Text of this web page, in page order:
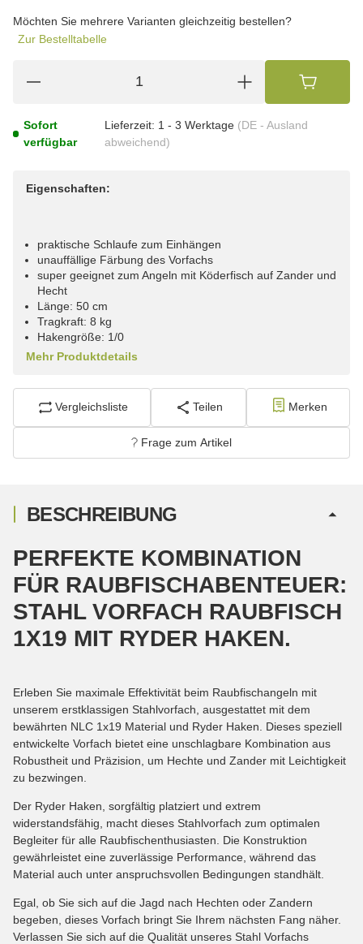
Möchten Sie mehrere Varianten gleichzeitig bestellen?
Zur Bestelltabelle
Sofort
verfügbar
Lieferzeit: 1 - 3 Werktage (DE - Ausland
abweichend)
Eigenschaften:
praktische Schlaufe zum Einhängen
unauffällige Färbung des Vorfachs
super geeignet zum Angeln mit Köderfisch auf Zander und
Hecht
Länge: 50 cm
Tragkraft: 8 kg
Hakengröße: 1/0
Mehr Produktdetails
Vergleichsliste Teilen Merken
Frage zum Artikel
BESCHREIBUNG
PERFEKTE KOMBINATION
FÜR RAUBFISCHABENTEUER:
STAHL VORFACH RAUBFISCH
1X19 MIT RYDER HAKEN.
Erleben Sie maximale Effektivität beim Raubfischangeln mit
unserem erstklassigen Stahlvorfach, ausgestattet mit dem
bewährten NLC 1x19 Material und Ryder Haken. Dieses speziell
entwickelte Vorfach bietet eine unschlagbare Kombination aus
Robustheit und Präzision, um Hechte und Zander mit Leichtigkeit
zu bezwingen.
Der Ryder Haken, sorgfältig platziert und extrem
widerstandsfähig, macht dieses Stahlvorfach zum optimalen
Begleiter für alle Raubfischenthusiasten. Die Konstruktion
gewährleistet eine zuverlässige Performance, während das
Material auch unter anspruchsvollen Bedingungen standhält.
Egal, ob Sie sich auf die Jagd nach Hechten oder Zandern
begeben, dieses Vorfach bringt Sie Ihrem nächsten Fang näher.
Verlassen Sie sich auf die Qualität unseres Stahl Vorfachs